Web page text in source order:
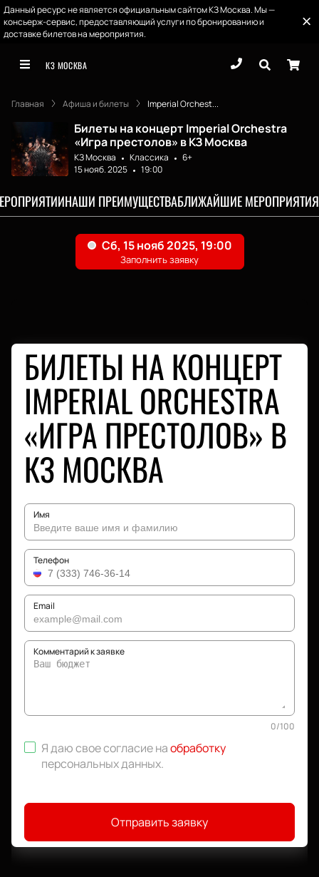
Данный ресурс не является официальным сайтом КЗ Москва. Мы —
консьерж-сервис, предоставляющий услуги по бронированию и
доставке билетов на мероприятия.
КЗ МОСКВА
Главная Афиша и билеты Imperial Orchest...
Билеты на концерт Imperial Orchestra
«Игра престолов» в КЗ Москва
КЗ Москва Классика
6+
15 нояб. 2025
19:00
НАШИ ПРЕИМУЩЕСТВАБЛИЖАЙШИЕ МЕРОПРИЯТИЯ
БИЛЕТЫ НА КОНЦЕРТ
IMPERIAL ORCHESTRA
«ИГРА ПРЕСТОЛОВ» В
КЗ МОСКВА
Имя
Телефон
Email
Комментарий к заявке
0/100
Я даю свое согласие наобработку
персональных данных.
Отправить заявку